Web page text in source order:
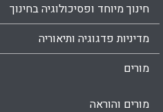
חינוך מיוחד ופסיכולוגיה בחינוך
מדיניות פדגוגיה ותיאוריה
מורים
מורים והוראה